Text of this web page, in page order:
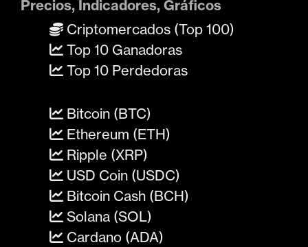
Precios, Indicadores, Gráficos
Criptomercados (Top 100)
Top 10 Ganadoras
Top 10 Perdedoras
Bitcoin (BTC)
Ethereum (ETH)
Ripple (XRP)
USD Coin (USDC)
Bitcoin Cash (BCH)
Solana (SOL)
Cardano (ADA)